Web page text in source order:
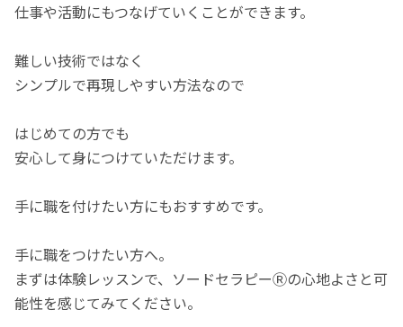
仕事や活動にもつなげていくことができます。
難しい技術ではなく
シンプルで再現しやすい方法なので
はじめての方でも
安心して身につけていただけます。
手に職を付けたい方にもおすすめです。
手に職をつけたい方へ。
まずは体験レッスンで、ソードセラピーⓇの心地よさと可
能性を感じてみてください。